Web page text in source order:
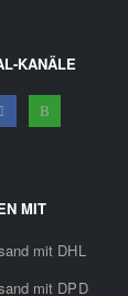
KANÄLE
MIT